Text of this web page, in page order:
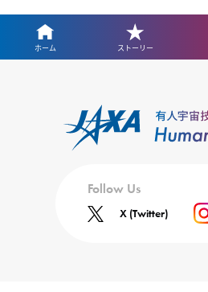
ホーム ストーリー
Follow Us
X (Twitter)